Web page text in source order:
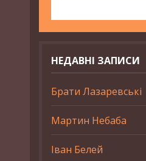
НЕДАВНІ ЗАПИСИ
Брати Лазаревські
Мартин Небаба
Іван Белей